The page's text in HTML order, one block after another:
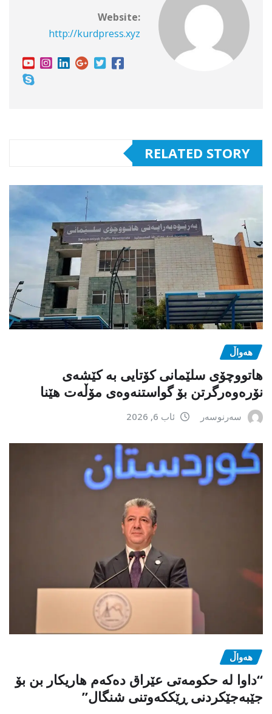
Website:
http://kurdpress.xyz
RELATED STORY
هەواڵ
هاتووچۆی سلێمانی کۆتایی بە کێشەی
نۆرەوەرگرتن بۆ گواستنەوەی مۆڵەت هێنا
سەرنوسەر ئاب 6, 2026
هەواڵ
“داوا لە حكومەتی عێراق دەكەم هاریكار بن بۆ
جێبەجێكردنی ڕێككەوتنی شنگال”